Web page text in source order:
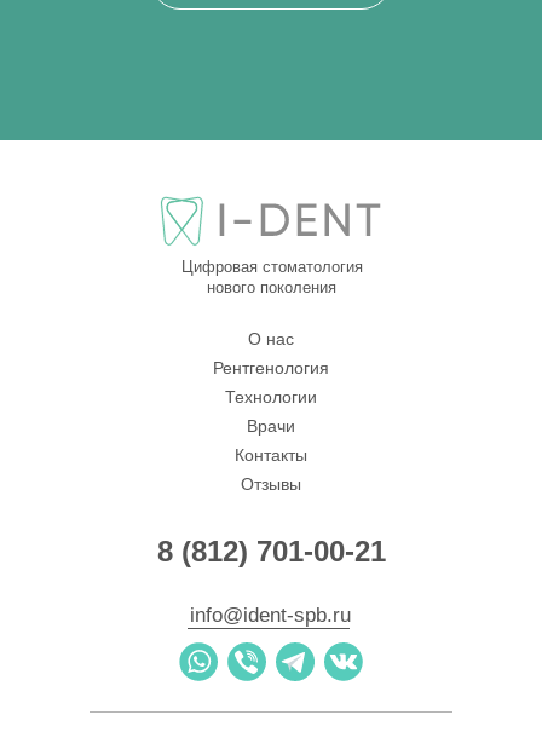
Цифровая стоматология
нового поколения
8 (812) 701-00-21
О нас
Врачи
Рентгенология
Технологии
Отзывы
Контакты
info@ident-spb.ru